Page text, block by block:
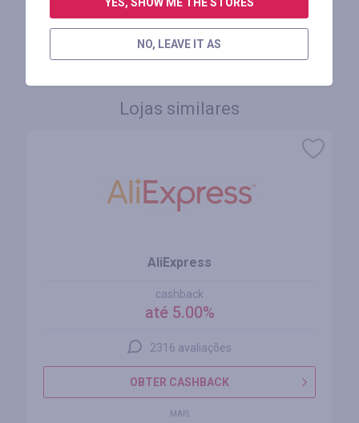
Lojas similares
AliExpress
cashback
até 5.00%
2316 avaliações
OBTER CASHBACK
MAIS
NO, LEAVE IT AS